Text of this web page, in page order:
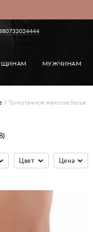
МУЖЧИНАМ
Трикотажное женское белье
Цвет Цена